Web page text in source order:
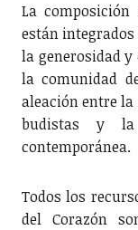
La
están
la generosidad
la comunidad
aleación entre
budistas y la
contemporánea.
Todos los
del Corazón